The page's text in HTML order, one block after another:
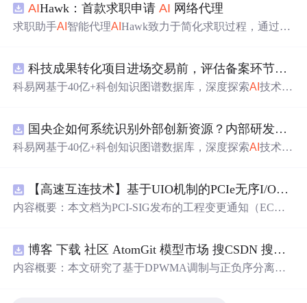
AIHawk：首款求职申请AI 网络代理
求职助手AI 智能代理AIHawk致力于简化求职过程，通过自
科技成果转化项目进场交易前，评估备案环节需要准备哪些材料？.docx
科易网基于40亿+科创知识图谱数据库，深度探索AI技术在
域的AI+数智化解决方案，推动科技创新与产业创新智能化
发展。
国央企如何系统识别外部创新资源？内部研发体系完善，但对外部高校、中小科技企业技术能力缺乏动态认知。.docx
科易网基于40亿+科创知识图谱数据库，深度探索AI技术在
域的
AI+数智化解决方案，推动科技创新与产业创新智能化
发展。
【高速互连技术】基于UIO机制的PCIe无序I/O扩展：多路径架构下内存请求的高性能传输与排序控制方案设计
内容概要：本文档为PCI-SIG发布的工程变更通知（EC
规则对多路径拓扑和高性能IO系统的限制。UIO基于Flit模
式，定义了一套新的TLP（事务层包）类型和规则，允许
博客 下载 社区 AtomGit 模型市场 搜CSDN 搜索
内容概要：本文研究了基于DPWMA调制与正负序分离的